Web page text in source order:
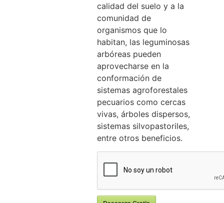
calidad del suelo y a la
comunidad de
organismos que lo
habitan, las leguminosas
arbóreas pueden
aprovecharse en la
conformación de
sistemas agroforestales
pecuarios como cercas
vivas, árboles dispersos,
sistemas silvopastoriles,
entre otros beneficios.